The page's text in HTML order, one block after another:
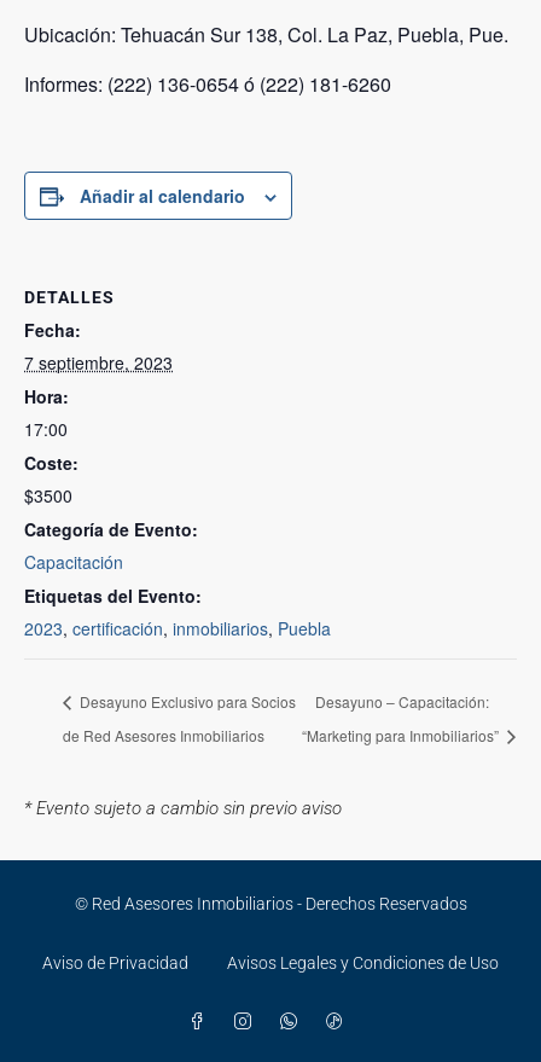
Ubicación: Tehuacán Sur 138, Col. La Paz, Puebla, Pue.
Informes: (222) 136-0654 ó (222) 181-6260
Añadir al calendario
DETALLES
Fecha:
7 septiembre, 2023
Hora:
17:00
Coste:
$3500
Categoría de Evento:
Capacitación
Etiquetas del Evento:
2023, certificación, inmobiliarios, Puebla
Desayuno Exclusivo para Socios
de Red Asesores Inmobiliarios
Desayuno – Capacitación:
“Marketing para Inmobiliarios”
* Evento sujeto a cambio sin previo aviso
© Red Asesores Inmobiliarios - Derechos Reservados
Aviso de Privacidad Avisos Legales y Condiciones de Uso